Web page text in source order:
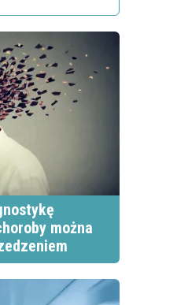
można